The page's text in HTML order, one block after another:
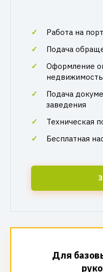
Работа на
Подача
Оформление
Подача
заведения
Техническая
Бесплатная
Для